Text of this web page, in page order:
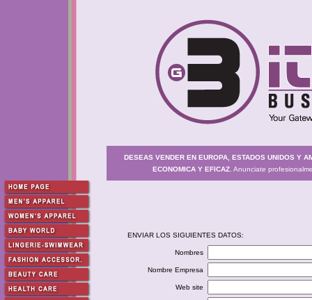
DESEAS VENDER EN EUROPA, ESTADOS UNIDOS Y
ECONOMICA Y EFICAZ . Anunciate
ENVIAR LOS SIGUIENTES DATOS:
Nombres
Nombre Empresa
Web site